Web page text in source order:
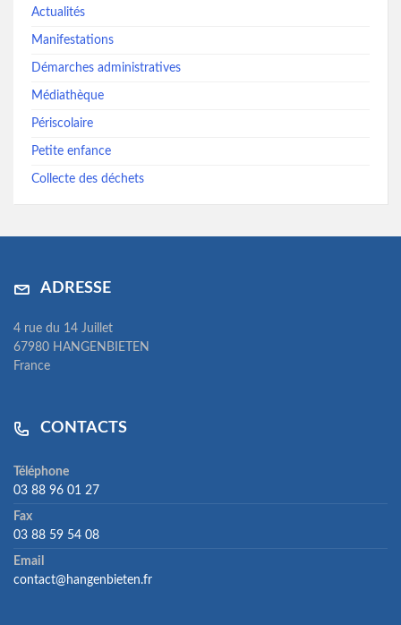
Actualités
Manifestations
Démarches administratives
Médiathèque
Périscolaire
Petite enfance
Collecte des déchets
ADRESSE
4 rue du 14 Juillet
67980 HANGENBIETEN
France
CONTACTS
Téléphone
03 88 96 01 27
Fax
03 88 59 54 08
Email
contact@hangenbieten.fr